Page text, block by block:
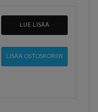
LUE LISÄÄ